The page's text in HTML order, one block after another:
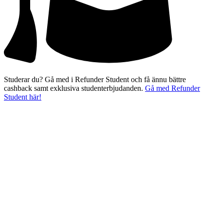
Studerar du? Gå med i Refunder Student och få ännu bättre
cashback samt exklusiva studenterbjudanden. Gå med Refunder
Student här!